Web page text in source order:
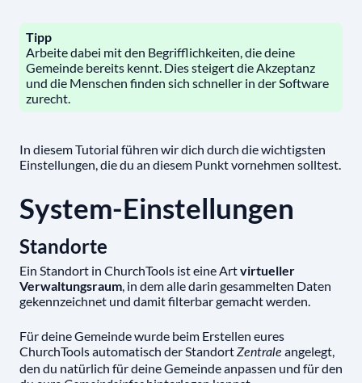
Tipp
Arbeite dabei mit den Begrifflichkeiten, die deine
Gemeinde bereits kennt. Dies steigert die Akzeptanz
und die Menschen finden sich schneller in der Software
zurecht.
In diesem Tutorial führen wir dich durch die wichtigsten
Einstellungen, die du an diesem Punkt vornehmen solltest.
System-Einstellungen
Standorte
Ein Standort in ChurchTools ist eine Artvirtueller
Verwaltungsraum, in dem alle darin gesammelten Daten
gekennzeichnet und damit filterbar gemacht werden.
Für deine Gemeinde wurde beim Erstellen eures
ChurchTools automatisch der StandortZentrale angelegt,
den du natürlich für deine Gemeinde anpassen und für den